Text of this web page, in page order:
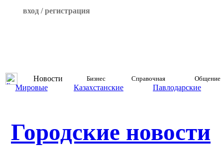
вход / регистрация
Новости Бизнес Справочная Общение
Мировые Казахстанские Павлодарские
Городские новости